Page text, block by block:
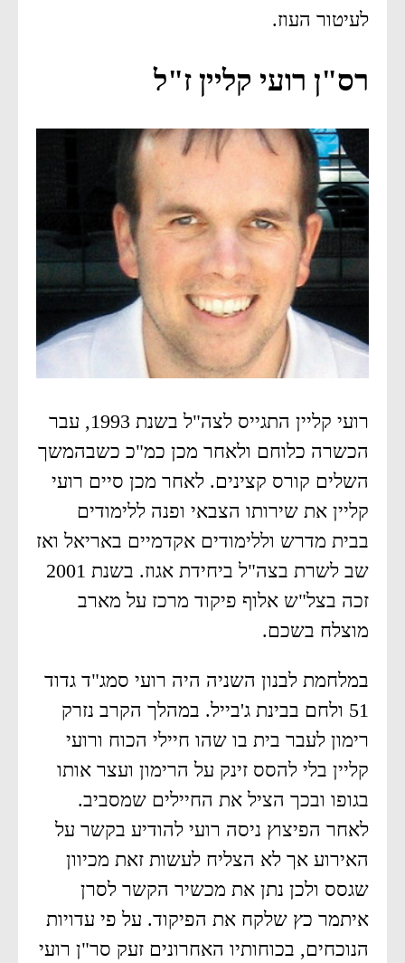
לעיטור העוז.
רס"ן רועי קליין ז"ל
רועי קליין התגייס לצה"ל בשנת 1993, עבר
הכשרה כלוחם ולאחר מכן כמ"כ כשבהמשך
השלים קורס קצינים. לאחר מכן סיים רועי
קליין את שירותו הצבאי ופנה ללימודים
בבית מדרש וללימודים אקדמיים באריאל ואז
שב לשרת בצה"ל ביחידת אגוז. בשנת 2001
זכה בצל"ש אלוף פיקוד מרכז על מארב
מוצלח בשכם.
במלחמת לבנון השניה היה רועי סמג"ד גדוד
51 ולחם בבינת ג'בייל. במהלך הקרב נזרק
רימון לעבר בית בו שהו חיילי הכוח ורועי
קליין בלי להסס זינק על הרימון ועצר אותו
בגופו ובכך הציל את החיילים שמסביב.
לאחר הפיצוץ ניסה רועי להודיע בקשר על
האירוע אך לא הצליח לעשות זאת מכיוון
שגסס ולכן נתן את מכשיר הקשר לסרן
איתמר כץ שלקח את הפיקוד. על פי עדויות
הנוכחים, בכוחותיו האחרונים זעק סר"ן רועי